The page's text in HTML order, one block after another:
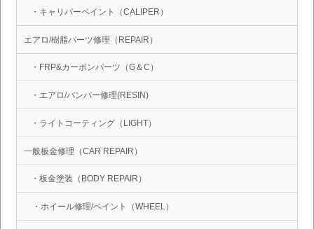
・キャリパーペイント（CALIPER）
エアロ/樹脂パーツ修理（REPAIR）
・FRP&カーボンパーツ（G＆C）
・エアロ/バンパー修理(RESIN)
・ライトコーティング（LIGHT）
一般板金修理（CAR REPAIR）
・板金塗装（BODY REPAIR）
・ホイール修理/ペイント（WHEEL）